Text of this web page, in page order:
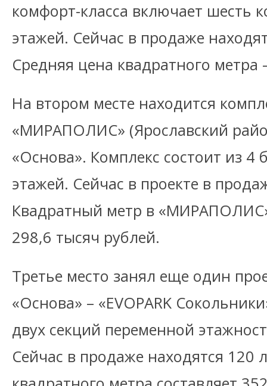
комфорт-класса включает шесть
этажей. Сейчас в продаже
Средняя цена квадратного метра
На втором месте находится
«МИРАПОЛИС» (Ярославский
«Основа». Комплекс состоит из
этажей. Сейчас в проекте в
Квадратный метр в
298,6 тысяч рублей.
Третье место занял еще один
«Основа» – «EVOPARK
двух секций переменной
Сейчас в продаже находятся 120